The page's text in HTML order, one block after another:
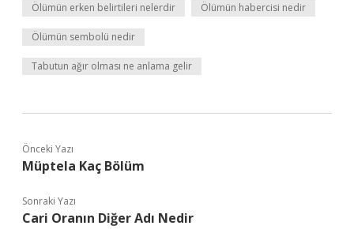
Ölümün erken belirtileri nelerdir Ölümün habercisi nedir
Ölümün sembolü nedir
Tabutun ağır olması ne anlama gelir
Önceki Yazı
Müptela Kaç Bölüm
Sonraki Yazı
Cari Oranın Diğer Adı Nedir